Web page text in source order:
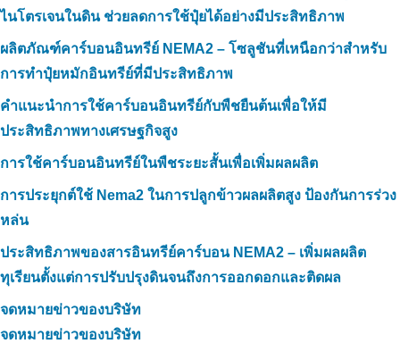
ไนโตรเจนในดิน ช่วยลดการใช้ปุ๋ยได้อย่างมีประสิทธิภาพ
ผลิตภัณฑ์คาร์บอนอินทรีย์ NEMA2 – โซลูชันที่เหนือกว่าสำหรับ
การทำปุ๋ยหมักอินทรีย์ที่มีประสิทธิภาพ
คำแนะนำการใช้คาร์บอนอินทรีย์กับพืชยืนต้นเพื่อให้มี
ประสิทธิภาพทางเศรษฐกิจสูง
การใช้คาร์บอนอินทรีย์ในพืชระยะสั้นเพื่อเพิ่มผลผลิต
การประยุกต์ใช้ Nema2 ในการปลูกข้าวผลผลิตสูง ป้องกันการร่วง
หล่น
ประสิทธิภาพของสารอินทรีย์คาร์บอน NEMA2 – เพิ่มผลผลิต
ทุเรียนตั้งแต่การปรับปรุงดินจนถึงการออกดอกและติดผล
จดหมายข่าวของบริษัท
จดหมายข่าวของบริษัท